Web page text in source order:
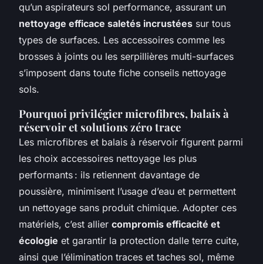
qu’un aspirateurs sol performance, assurant un
nettoyage efficace saletés incrustées sur tous
types de surfaces. Les accessoires comme les
brosses à joints ou les serpillières multi-surfaces
s’imposent dans toute fiche conseils nettoyage
sols.
Pourquoi privilégier microfibres, balais à
réservoir et solutions zéro trace
Les microfibres et balais à réservoir figurent parmi
les choix accessoires nettoyage les plus
performants : ils retiennent davantage de
poussière, minimisent l’usage d’eau et permettent
un nettoyage sans produit chimique. Adopter ces
matériels, c’est allier compromis efficacité et
écologie et garantir la protection dalle terre cuite,
ainsi que l’élimination traces et taches sol, même